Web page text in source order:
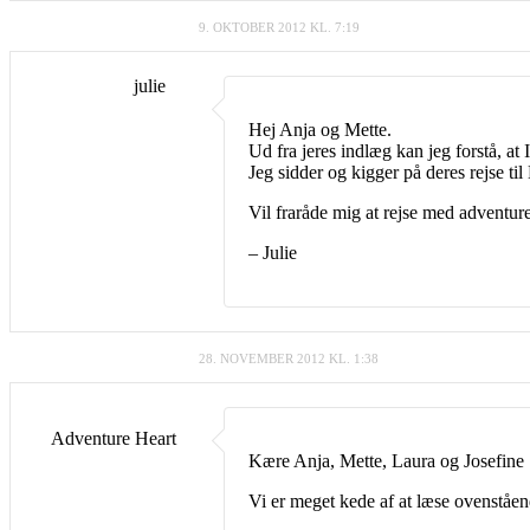
9. OKTOBER 2012 KL. 7:19
julie
Hej Anja og Mette.
Ud fra jeres indlæg kan jeg forstå, at
Jeg sidder og kigger på deres rejse
Vil fraråde mig at rejse med
– Julie
28. NOVEMBER 2012 KL. 1:38
Adventure Heart
Kære Anja, Mette, Laura og Josefine
Vi er meget kede af at læse